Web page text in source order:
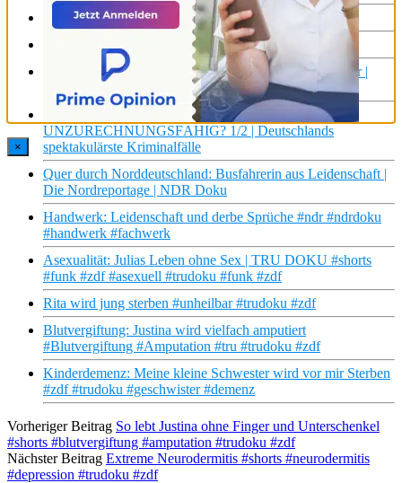
Helfen aus Leidenschaft | ARTE Re: Reupload
Nerds: Leidenschaft oder Alltagsflucht?
Leidenschaft Raumfahrt – Der Mann, der nie im All war |
MDR DOK
Leidenschaft für DR*GEN? Mörder
UNZURECHNUNGSFÄHIG? 1/2 | Deutschlands
spektakulärste Kriminalfälle
Quer durch Norddeutschland: Busfahrerin aus Leidenschaft |
Die Nordreportage | NDR Doku
Handwerk: Leidenschaft und derbe Sprüche #ndr #ndrdoku
#handwerk #fachwerk
Asexualität: Julias Leben ohne Sex | TRU DOKU #shorts
#funk #zdf #asexuell #trudoku #funk #zdf
Rita wird jung sterben #unheilbar #trudoku #zdf
Blutvergiftung: Justina wird vielfach amputiert
#Blutvergiftung #Amputation #tru #trudoku #zdf
Kinderdemenz: Meine kleine Schwester wird vor mir Sterben
#zdf #trudoku #geschwister #demenz
Vorheriger Beitrag So lebt Justina ohne Finger und Unterschenkel
#shorts #blutvergiftung #amputation #trudoku #zdf
Nächster Beitrag Extreme Neurodermitis #shorts #neurodermitis
#depression #trudoku #zdf
×